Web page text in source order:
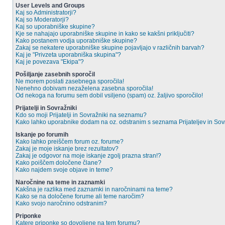
User Levels and Groups
Kaj so Administratorji?
Kaj so Moderatorji?
Kaj so uporabniške skupine?
Kje se nahajajo uporabniške skupine in kako se kakšni priključiti?
Kako postanem vodja uporabniške skupine?
Zakaj se nekatere uporabniške skupine pojavljajo v različnih barvah?
Kaj je "Privzeta uporabniška skupina"?
Kaj je povezava "Ekipa"?
Pošiljanje zasebnih sporočil
Ne morem poslati zasebnega sporočila!
Nenehno dobivam nezaželena zasebna sporočila!
Od nekoga na forumu sem dobil vsiljeno (spam) oz. žaljivo sporočilo!
Prijatelji in Sovražniki
Kdo so moji Prijatelji in Sovražniki na seznamu?
Kako lahko uporabnike dodam na oz. odstranim s seznama Prijateljev in
Iskanje po forumih
Kako lahko preiščem forum oz. forume?
Zakaj je moje iskanje brez rezultatov?
Zakaj je odgovor na moje iskanje zgolj prazna stran!?
Kako poiščem določene člane?
Kako najdem svoje objave in teme?
Naročnine na teme in zaznamki
Kakšna je razlika med zaznamki in naročninami na teme?
Kako se na določene forume ali teme naročim?
Kako svojo naročnino odstranim?
Priponke
Katere priponke so dovoljene na tem forumu?